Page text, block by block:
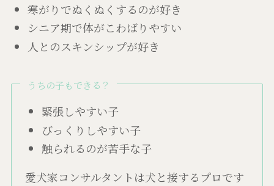
寒がりでぬくぬくするのが好き
シニア期で体がこわばりやすい
人とのスキンシップが好き
うちの子もできる？
緊張しやすい子
びっくりしやすい子
触られるのが苦手な子
愛犬家コンサルタントは犬と接するプロです